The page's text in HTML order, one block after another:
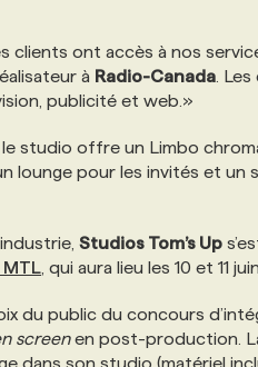
clients ont accès à nos
à Radio-Canada .
publicité et web.»
studio offre un Limbo
lounge pour les invités et
Studios Tom’s Up
, qui aura lieu les 10 et 11
du public du concours
screenen post-production.
dans son studio (matériel